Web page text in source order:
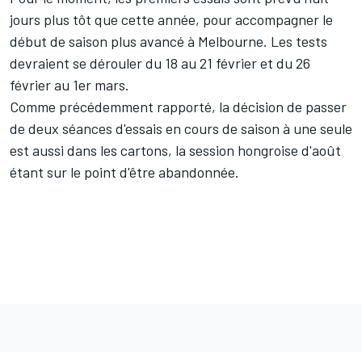
jours plus tôt que cette année, pour accompagner le
début de saison plus avancé à Melbourne. Les tests
devraient se dérouler du 18 au 21 février et du 26
février au 1er mars.
Comme précédemment rapporté, la décision de passer
de deux séances d'essais en cours de saison à une seule
est aussi dans les cartons, la session hongroise d'août
étant sur le point d'être abandonnée.